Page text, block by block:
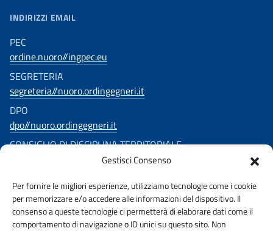
Gestisci Consenso
Per fornire le migliori esperienze, utilizziamo tecnologie come i cookie
per memorizzare e/o accedere alle informazioni del dispositivo. Il
consenso a queste tecnologie ci permetterà di elaborare dati come il
comportamento di navigazione o ID unici su questo sito. Non
INDIRIZZI EMAIL
PEC
ordine.nuoro//ingpec.eu
SEGRETERIA
segreteria//nuoro.ordingegneri.it
DPO
dpo//nuoro.ordingegneri.it
CONSIGLIO DI DISCIPLINA TERRITORIALE
consigliodisciplina.ingegnerinuoro//ingpec.eu
SEGUICI SU